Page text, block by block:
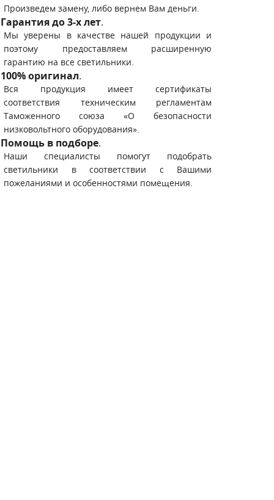
Произведем замену, либо вернем Вам деньги.
Гарантия до 3-х лет.
Мы уверены в качестве нашей продукции и
поэтому предоставляем расширенную
гарантию на все светильники.
100% оригинал.
Вся продукция имеет сертификаты
соответствия техническим регламентам
Таможенного союза «О безопасности
низковольтного оборудования».
Помощь в подборе.
Наши специалисты помогут подобрать
светильники в соответствии с Вашими
пожеланиями и особенностями помещения.